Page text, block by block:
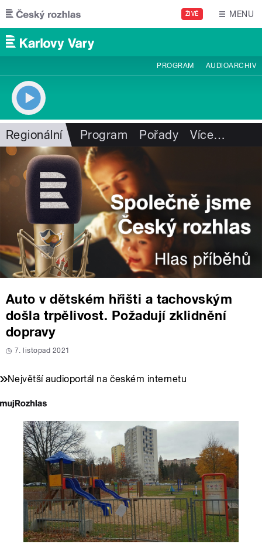
Přejít k hlavnímu obsahu
ŽIVĚ MENU
PROGRAM AUDIOARCHIV
Regionální Program Pořady Více…
Auto v dětském hřišti a tachovským
došla trpělivost. Požadují zklidnění
dopravy
7. listopad 2021
Největší audioportál na českém internetu